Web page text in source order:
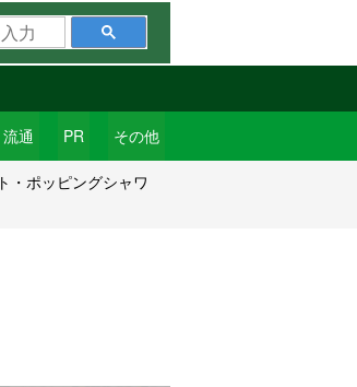
流通 PR その他
・ポッピングシャワ